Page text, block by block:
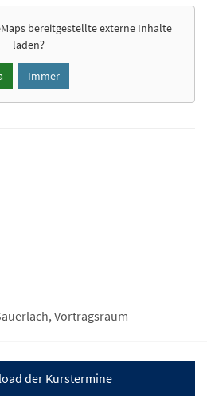
bereitgestellte externe Inhalte
laden?
Immer
Vortragsraum
der Kurstermine